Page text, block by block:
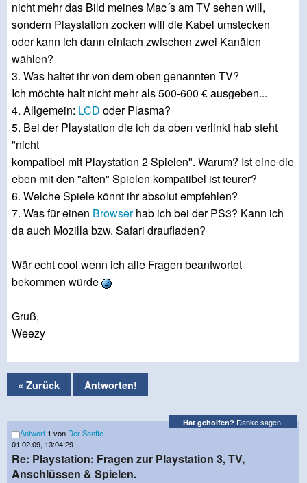
nicht mehr das Bild meines Mac´s am TV sehen will,
sondern Playstation zocken will die Kabel umstecken
oder kann ich dann einfach zwischen zwei Kanälen
wählen?
3. Was haltet ihr von dem oben genannten TV?
Ich möchte halt nicht mehr als 500-600 € ausgeben...
4. Allgemein: LCD oder Plasma?
5. Bei der Playstation die ich da oben verlinkt hab steht
"nicht
kompatibel mit Playstation 2 Spielen". Warum? Ist eine die
eben mit den "alten" Spielen kompatibel ist teurer?
6. Welche Spiele könnt ihr absolut empfehlen?
7. Was für einen Browserhab ich bei der PS3? Kann ich
da auch Mozilla bzw. Safari draufladen?
Wär echt cool wenn ich alle Fragen beantwortet
bekommen würde
Gruß,
Weezy
« Zurück Antworten!
Hat geholfen? Danke sagen!
Antwort 1 von Der Sanfte
01.02.09, 13:04:29
Re: Playstation: Fragen zur Playstation 3, TV,
Anschlüssen & Spielen.